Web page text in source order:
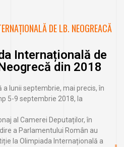
DE LB. NEOGREACĂ
Internațională de
din 2018
a lunii septembrie, mai precis, în
5-9 septembrie 2018, la
al Camerei Deputaților, în
a Parlamentului Român au
la Olimpiada Internațională a